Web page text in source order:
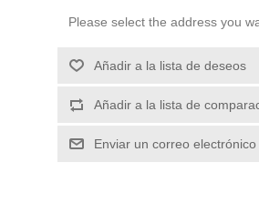
Please select the address you